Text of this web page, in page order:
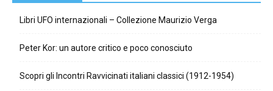
Libri UFO internazionali – Collezione Maurizio Verga
Peter Kor: un autore critico e poco conosciuto
Scopri gli Incontri Ravvicinati italiani classici (1912-1954)